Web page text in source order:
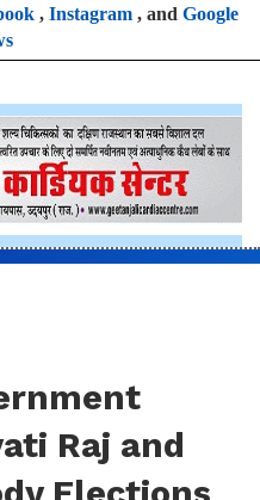
, Instagram, and Google
Raj and